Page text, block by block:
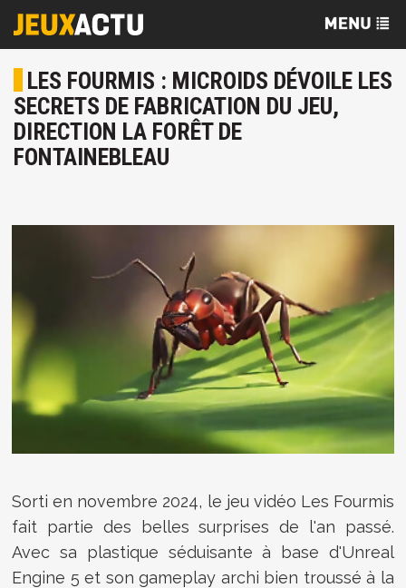
LES FOURMIS : MICROIDS DÉVOILE LES
SECRETS DE FABRICATION DU JEU,
DIRECTION LA FORÊT DE
FONTAINEBLEAU
Sorti en novembre 2024, le jeu vidéo Les Fourmis
fait partie des belles surprises de l'an passé.
Avec sa plastique séduisante à base d'Unreal
Engine 5 et son gameplay archi bien troussé à la